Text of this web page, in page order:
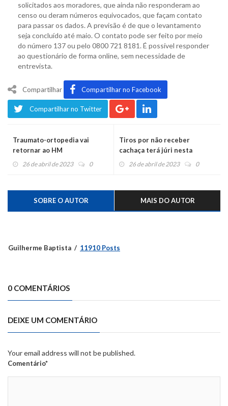
solicitados aos moradores, que ainda não responderam ao
censo ou deram números equivocados, que façam contato
para passar os dados. A previsão é de que o levantamento
seja concluído até maio. O contato pode ser feito por meio
do número 137 ou pelo 0800 721 8181. É possível responder
ao questionário de forma online, sem necessidade de
entrevista.
Compartilhar Compartilhar no Facebook
Compartilhar no Twitter
Traumato-ortopedia vai
retornar ao HM
26 de abril de 2023 0
Tiros por não receber
cachaça terá júri nesta
quinta-feira
26 de abril de 2023 0
SOBRE O AUTOR MAIS DO AUTOR
Guilherme Baptista 11910 Posts
0 COMENTÁRIOS
DEIXE UM COMENTÁRIO
Your email address will not be published.
Comentário*